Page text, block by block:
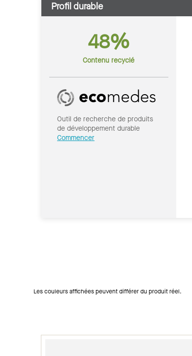
Profil durable
48%
Contenu recyclé
Outil de recherche de produits
de développement durable
Commencer
Les couleurs affichées peuvent différer du produit réel.